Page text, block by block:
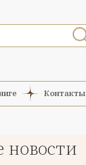
Контакты
новости